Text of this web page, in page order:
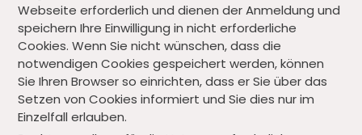
Webseite erforderlich und dienen der Anmeldung und
speichern Ihre Einwilligung in nicht erforderliche
Cookies. Wenn Sie nicht wünschen, dass die
notwendigen Cookies gespeichert werden, können
Sie Ihren Browser so einrichten, dass er Sie über das
Setzen von Cookies informiert und Sie dies nur im
Einzelfall erlauben.